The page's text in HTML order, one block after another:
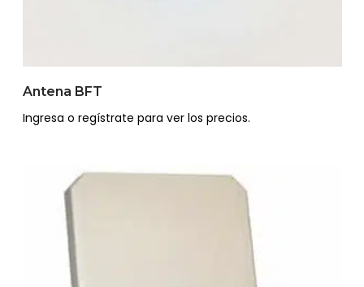
Antena BFT
Ingresa o regístrate para ver los precios.